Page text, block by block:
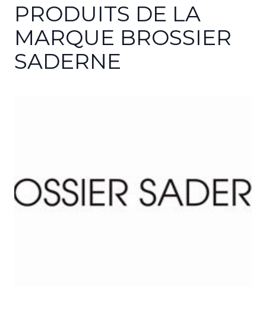
PRODUITS DE LA
MARQUE BROSSIER
SADERNE